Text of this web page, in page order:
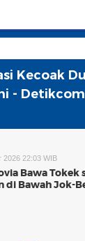
Kecoak
- Detikcom
2026 22:03 WIB
Bawa Tokek
di Bawah Jok-